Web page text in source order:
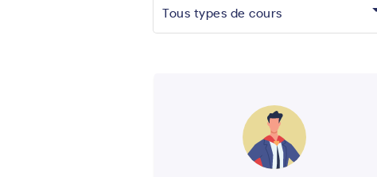
Tous types de cours